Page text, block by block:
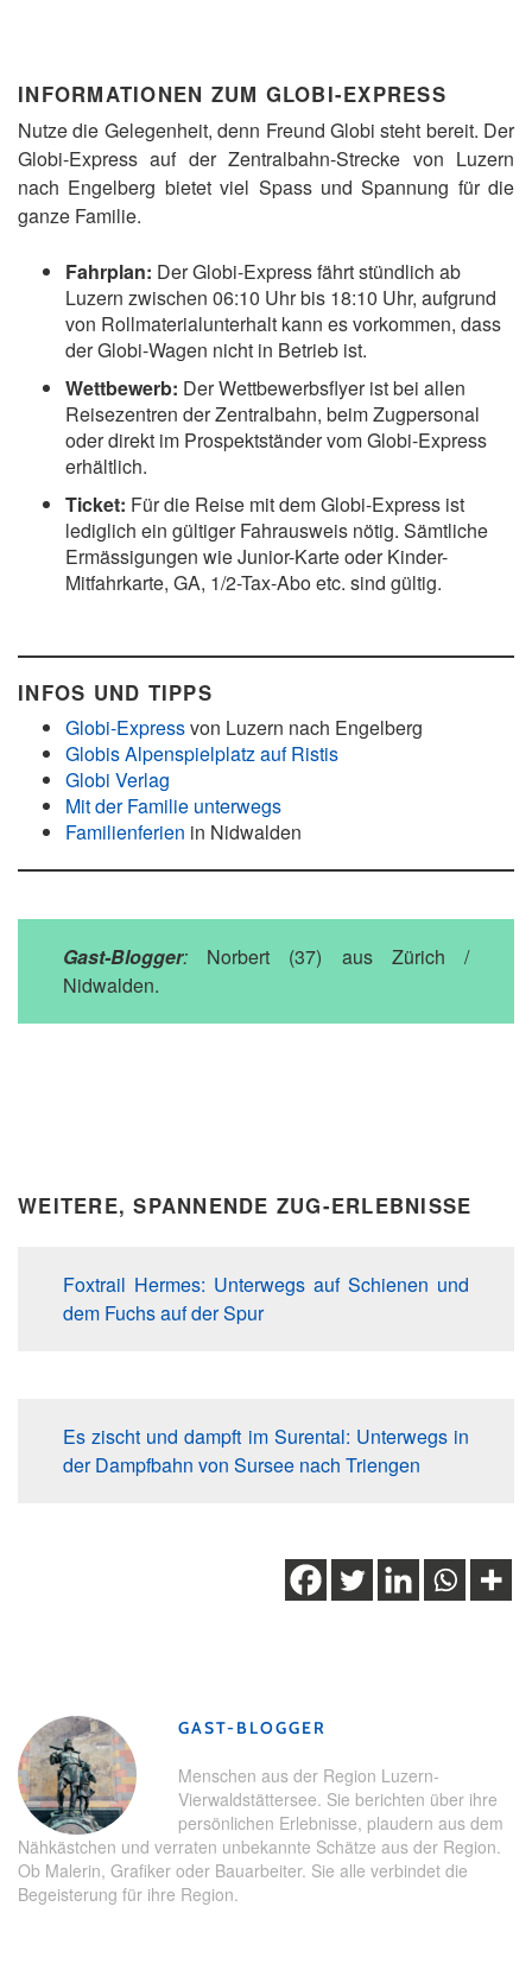
INFORMATIONEN ZUM GLOBI-EXPRESS
Nutze die Gelegenheit, denn Freund Globi steht bereit. Der
Globi-Express auf der Zentralbahn-Strecke von Luzern
nach Engelberg bietet viel Spass und Spannung für die
ganze Familie.
Fahrplan: Der Globi-Express fährt stündlich ab
Luzern zwischen 06:10 Uhr bis 18:10 Uhr, aufgrund
von Rollmaterialunterhalt kann es vorkommen, dass
der Globi-Wagen nicht in Betrieb ist.
Wettbewerb: Der Wettbewerbsflyer ist bei allen
Reisezentren der Zentralbahn, beim Zugpersonal
oder direkt im Prospektständer vom Globi-Express
erhältlich.
Ticket: Für die Reise mit dem Globi-Express ist
lediglich ein gültiger Fahrausweis nötig. Sämtliche
Ermässigungen wie Junior-Karte oder Kinder-
Mitfahrkarte, GA, 1/2-Tax-Abo etc. sind gültig.
INFOS UND TIPPS
Globi-Expressvon Luzern nach Engelberg
Globis Alpenspielplatz auf Ristis
Globi Verlag
Mit der Familie unterwegs
Familienferien in Nidwalden
Gast-Blogger: Norbert (37) aus Zürich /
Nidwalden.
WEITERE, SPANNENDE ZUG-ERLEBNISSE
Foxtrail Hermes: Unterwegs auf Schienen und
dem Fuchs auf der Spur
Es zischt und dampft im Surental: Unterwegs in
der Dampfbahn von Sursee nach Triengen
GAST-BLOGGER
Menschen aus der Region Luzern-
Vierwaldstättersee. Sie berichten über ihre
persönlichen Erlebnisse, plaudern aus dem
Nähkästchen und verraten unbekannte Schätze aus der Region.
Ob Malerin, Grafiker oder Bauarbeiter. Sie alle verbindet die
Begeisterung für ihre Region.